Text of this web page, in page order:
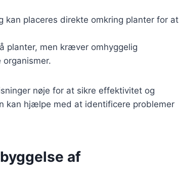
kan placeres direkte omkring planter for at
planter, men kræver omhyggelig
nøje for at sikre effektivitet og
kan hjælpe med at identificere problemer
af